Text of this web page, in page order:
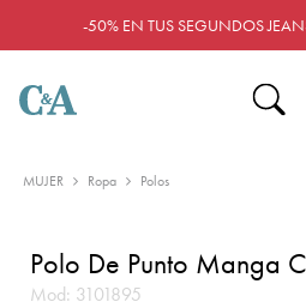
-50% EN TUS SEGUNDOS
MUJER Ropa Polos
Polo De Punto Manga
Mod: 3101895